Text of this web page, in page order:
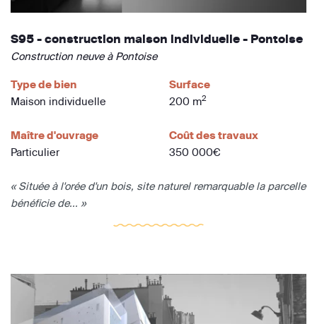
S95 - construction maison individuelle - Pontoise
Construction neuve à Pontoise
Type de bien
Maison individuelle
Surface
200 m2
Maître d'ouvrage
Particulier
Coût des travaux
350 000€
« Située à l'orée d'un bois, site naturel remarquable la parcelle
bénéficie de... »